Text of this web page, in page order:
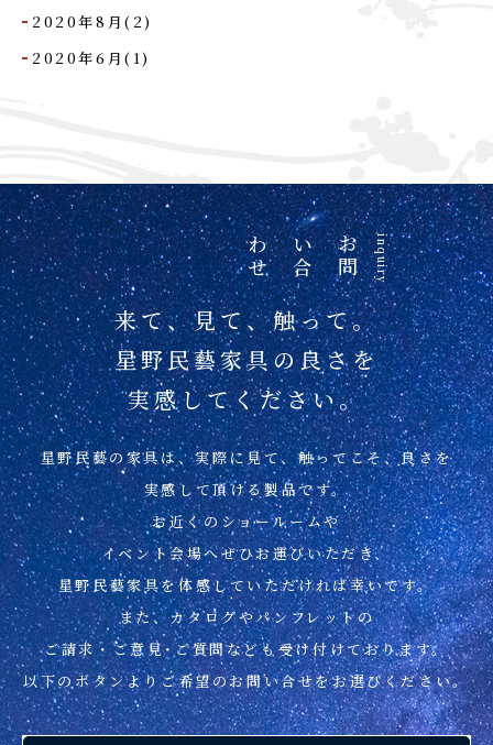
2020年8月(2)
2020年6月(1)
お
問
い
合
わ
せ inquiry
来て、見て、触って。
星野民藝家具の良さを
実感してください。
星野民藝の家具は、実際に見て、触ってこそ、良さを
実感して頂ける製品です。
お近くのショールームや
イベント会場へぜひお運びいただき、
星野民藝家具を体感していただければ幸いです。
また、カタログやパンフレットの
ご請求・ご意見･ご質問なども受け付けております。
以下のボタンよりご希望のお問い合せをお選びください。